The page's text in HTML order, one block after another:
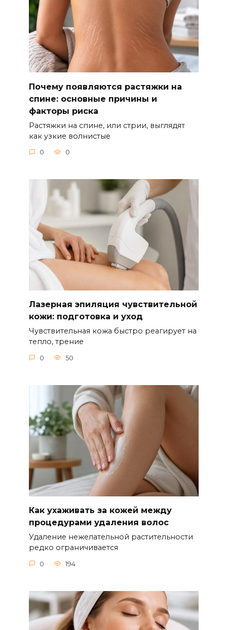
Почему появляются растяжки на
спине: основные причины и
факторы риска
Растяжки на спине, или стрии, выглядят
как узкие волнистые
0 0
Лазерная эпиляция чувствительной
кожи: подготовка и уход
Чувствительная кожа быстро реагирует на
тепло, трение
0 50
Как ухаживать за кожей между
процедурами удаления волос
Удаление нежелательной растительности
редко ограничивается
0 194